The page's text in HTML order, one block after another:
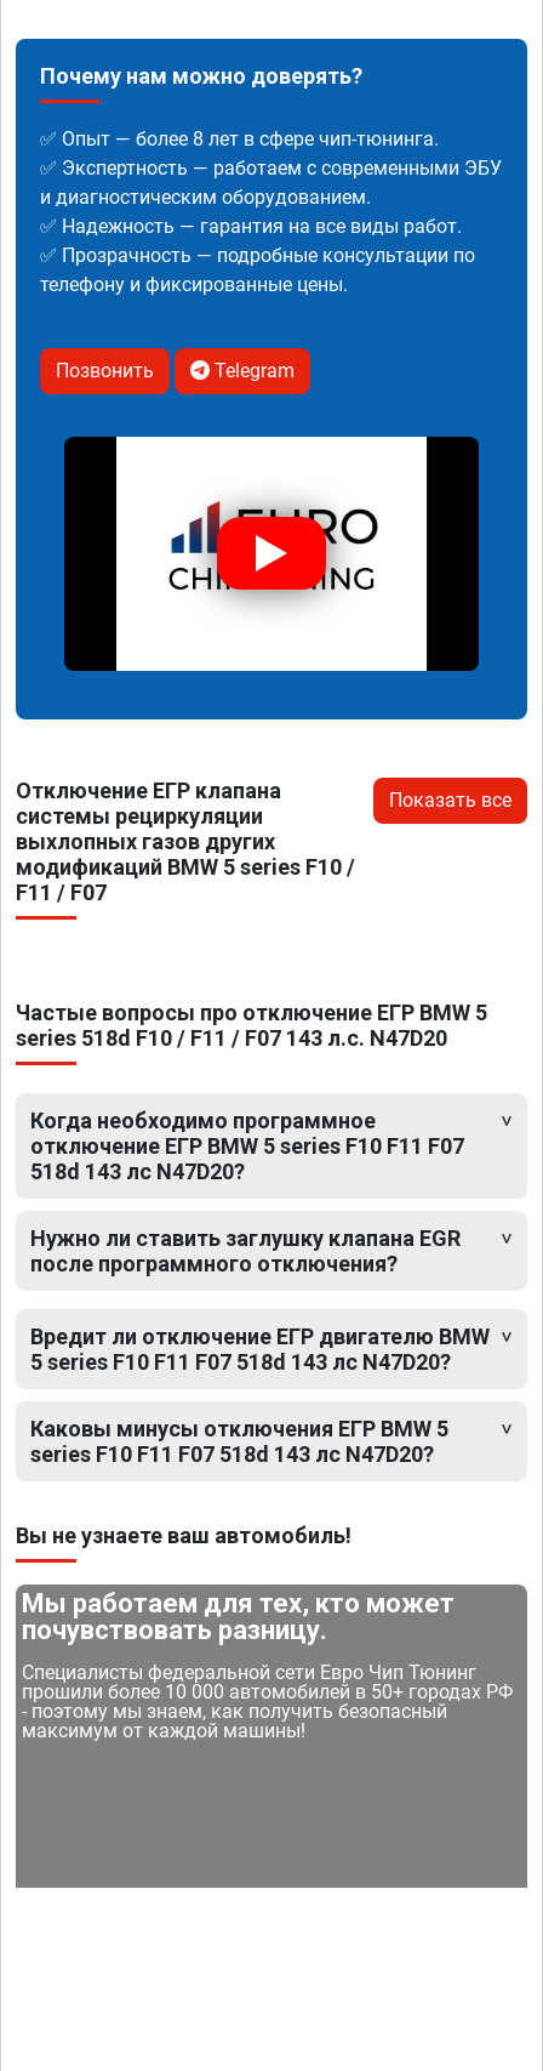
Почему нам можно доверять?
✅ Опыт — более 8 лет в сфере чип-тюнинга.
✅ Экспертность — работаем с современными ЭБУ
и диагностическим оборудованием.
✅ Надежность — гарантия на все виды работ.
✅ Прозрачность — подробные консультации по
телефону и фиксированные цены.
Позвонить Telegram
Отключение ЕГР клапана
системы рециркуляции
выхлопных газов других
модификаций BMW 5 series F10 /
F11 / F07
Показать все
Частые вопросы про отключение ЕГР BMW 5
series 518d F10 / F11 / F07 143 л.с. N47D20
Когда необходимо программное
отключение ЕГР BMW 5 series F10 F11 F07
518d 143 лс N47D20?
Нужно ли ставить заглушку клапана EGR
после программного отключения?
Вредит ли отключение ЕГР двигателю BMW
5 series F10 F11 F07 518d 143 лс N47D20?
Каковы минусы отключения ЕГР BMW 5
series F10 F11 F07 518d 143 лс N47D20?
Вы не узнаете ваш автомобиль!
Мы работаем для тех, кто может
почувствовать разницу.
Специалисты федеральной сети Евро Чип Тюнинг
прошили более 10 000 автомобилей в 50+ городах РФ
- поэтому мы знаем, как получить безопасный
максимум от каждой машины!